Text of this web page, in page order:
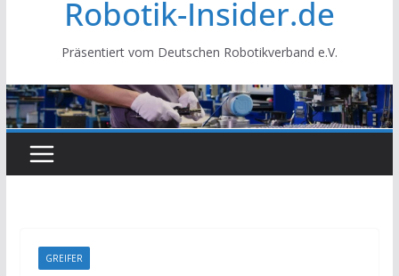
Robotik-Insider.de
Präsentiert vom Deutschen Robotikverband e.V.
GREIFER